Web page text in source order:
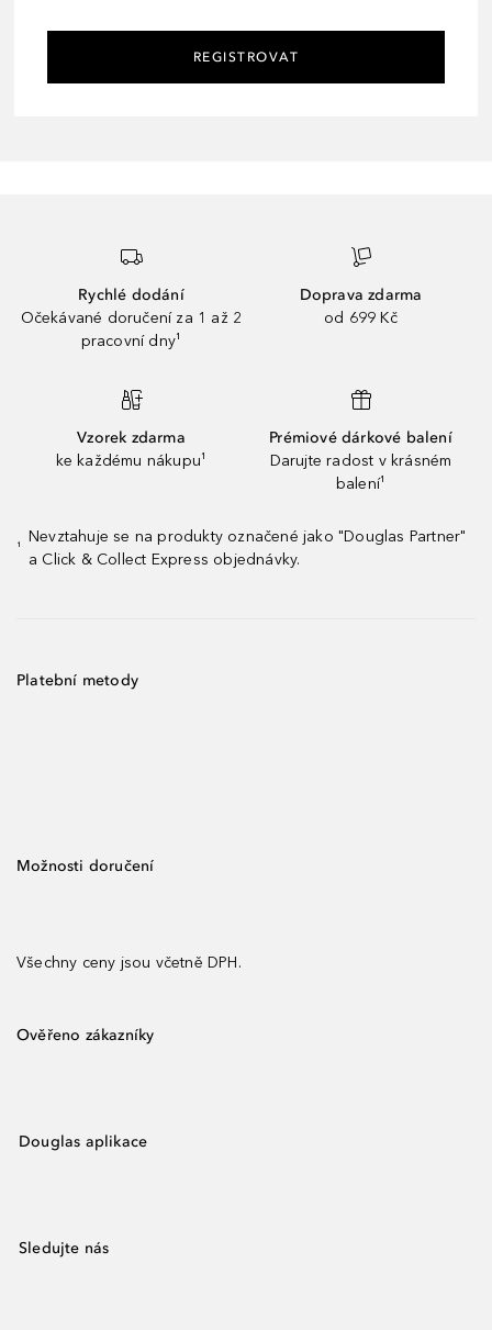
REGISTROVAT
Rychlé dodání
Očekávané doručení za 1 až 2
pracovní dny¹
Doprava zdarma
od 699 Kč
Vzorek zdarma
ke každému nákupu¹
Prémiové dárkové balení
Darujte radost v krásném
balení¹
¹
Nevztahuje se na produkty označené jako "Douglas Partner"
a Click & Collect Express objednávky.
Platební metody
Možnosti doručení
Všechny ceny jsou včetně DPH.
Ověřeno zákazníky
Douglas aplikace
Sledujte nás